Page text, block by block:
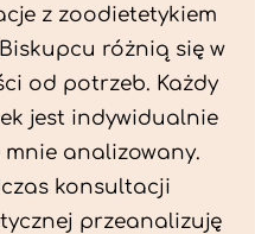
z zoodietetykiem
różnią się w
od potrzeb. Każdy
jest indywidualnie
mnie analizowany.
konsultacji
przeanalizuję